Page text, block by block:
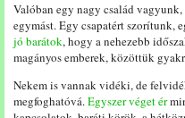
Valóban egy nagy család
egymást. Egy csapatért szorítunk,
jó barátok, hogy a nehezebb
magányos emberek, közöttük
Nekem is vannak vidéki, de
megfoghatóvá.Egyszer véget ér